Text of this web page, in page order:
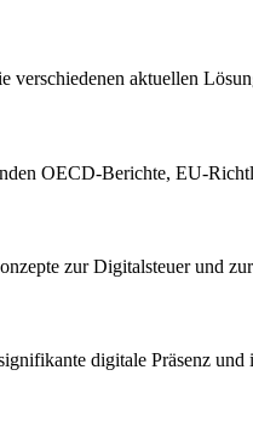
aktuellen
OECD-Berichte, EU-
zur Digitalsteuer und
digitale Präsenz und